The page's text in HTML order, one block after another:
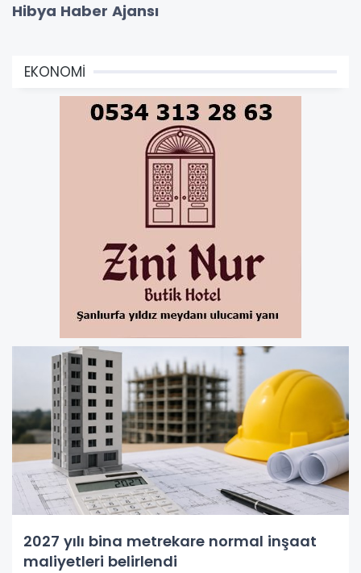
Hibya Haber Ajansı
EKONOMİ
2027 yılı bina metrekare normal inşaat
maliyetleri belirlendi